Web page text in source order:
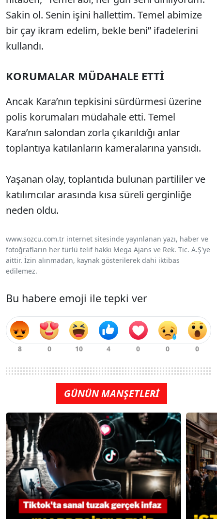
Sakin ol. Senin işini hallettim. Temel abimize
bir çay ikram edelim, bekle beni” ifadelerini
kullandı.
KORUMALAR MÜDAHALE ETTİ
Ancak Kara’nın tepkisini sürdürmesi üzerine
polis korumaları müdahale etti. Temel
Kara’nın salondan zorla çıkarıldığı anlar
toplantıya katılanların kameralarına yansıdı.
Yaşanan olay, toplantıda bulunan partililer ve
katılımcılar arasında kısa süreli gerginliğe
neden oldu.
www.sozcu.com.tr internet sitesinde yayınlanan yazı, haber ve
fotoğrafların her türlü telif hakkı Mega Ajans ve Rek. Tic. A.Ş'ye
aittir. İzin alınmadan, kaynak gösterilerek dahi iktibas
edilemez.
Bu habere emoji ile tepki ver
GÜNÜN MANŞETLERİ